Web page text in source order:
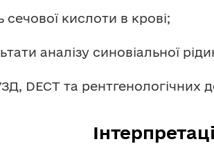
сечової кислоти в крові;
аналізу синовіальної
DECT та рентгенологічних